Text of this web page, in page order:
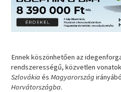
Ennek köszönhetően az
rendszerességű, közvetlen
SzlovákiaésMagyarország
Horvátországba.